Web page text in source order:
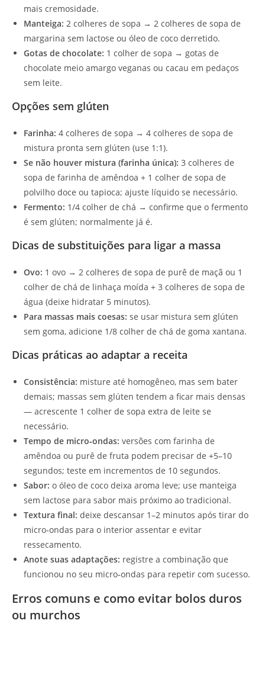
mais cremosidade.
Manteiga: 2 colheres de sopa → 2 colheres de sopa de
margarina sem lactose ou óleo de coco derretido.
Gotas de chocolate: 1 colher de sopa → gotas de
chocolate meio amargo veganas ou cacau em pedaços
sem leite.
Opções sem glúten
Farinha: 4 colheres de sopa → 4 colheres de sopa de
mistura pronta sem glúten (use 1:1).
Se não houver mistura (farinha única): 3 colheres de
sopa de farinha de amêndoa + 1 colher de sopa de
polvilho doce ou tapioca; ajuste líquido se necessário.
Fermento: 1/4 colher de chá → confirme que o fermento
é sem glúten; normalmente já é.
Dicas de substituições para ligar a massa
Ovo: 1 ovo → 2 colheres de sopa de purê de maçã ou 1
colher de chá de linhaça moída + 3 colheres de sopa de
água (deixe hidratar 5 minutos).
Para massas mais coesas: se usar mistura sem glúten
sem goma, adicione 1/8 colher de chá de goma xantana.
Dicas práticas ao adaptar a receita
Consistência: misture até homogêneo, mas sem bater
demais; massas sem glúten tendem a ficar mais densas
— acrescente 1 colher de sopa extra de leite se
necessário.
Tempo de micro‑ondas: versões com farinha de
amêndoa ou purê de fruta podem precisar de +5–10
segundos; teste em incrementos de 10 segundos.
Sabor: o óleo de coco deixa aroma leve; use manteiga
sem lactose para sabor mais próximo ao tradicional.
Textura final: deixe descansar 1–2 minutos após tirar do
micro‑ondas para o interior assentar e evitar
ressecamento.
Anote suas adaptações: registre a combinação que
funcionou no seu micro‑ondas para repetir com sucesso.
Erros comuns e como evitar bolos duros
ou murchos